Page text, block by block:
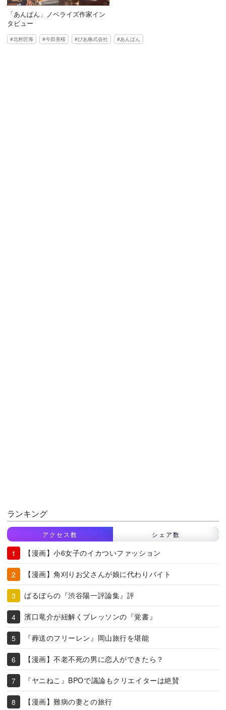
「あんぱん」ノベライズ作家イン
タビュー
北村匠海 今田美桜 ぴあ株式会社 あんぱん
ランキング
アクセス数 シェア数
【漫画】小6女子のイカついファッション
【漫画】角刈りお父さんが娘に代わりバイト
ばるぼらの『渋谷陽一評論集』評
濱口竜介が紐解くブレッソンの『覚書』
『葬送のフリーレン』岡山旅行を堪能
【漫画】不老不死の男に恋人ができたら？
『ヤニねこ』BPOで議論もクリエイターは絶賛
【漫画】難病の妻との旅行